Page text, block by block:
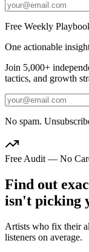
Free Weekly
One actionable
Join 5,000+
tactics, and growth
No spam.
Free Audit — No
Find out
isn't picking
Artists who fix their
listeners on average.